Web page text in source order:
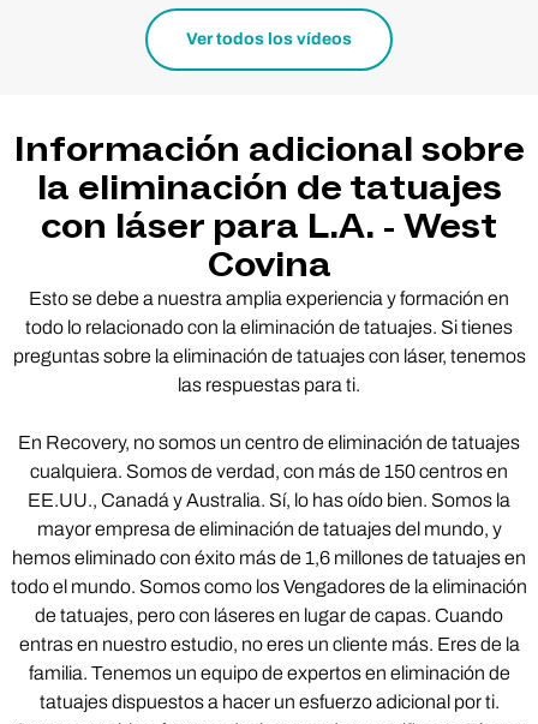
Ver todos los vídeos
Información adicional sobre
la eliminación de tatuajes
con láser para L.A. - West
Covina
Esto se debe a nuestra amplia experiencia y formación en
todo lo relacionado con la eliminación de tatuajes. Si tienes
preguntas sobre la eliminación de tatuajes con láser, tenemos
las respuestas para ti.
En Recovery, no somos un centro de eliminación de tatuajes
cualquiera. Somos de verdad, con más de 150 centros en
EE.UU., Canadá y Australia. Sí, lo has oído bien. Somos la
mayor empresa de eliminación de tatuajes del mundo, y
hemos eliminado con éxito más de 1,6 millones de tatuajes en
todo el mundo. Somos como los Vengadores de la eliminación
de tatuajes, pero con láseres en lugar de capas. Cuando
entras en nuestro estudio, no eres un cliente más. Eres de la
familia. Tenemos un equipo de expertos en eliminación de
tatuajes dispuestos a hacer un esfuerzo adicional por ti.